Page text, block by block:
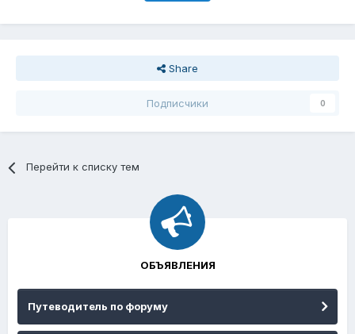
Share
Подписчики 0
Перейти к списку тем
ОБЪЯВЛЕНИЯ
Путеводитель по форуму